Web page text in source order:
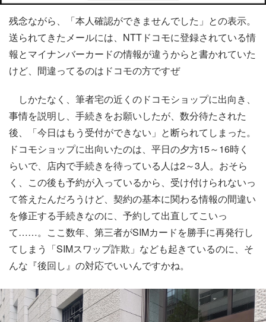
残念ながら、「本人確認ができませんでした」との表示。
送られてきたメールには、NTTドコモに登録されている情
報とマイナンバーカードの情報が違うからと書かれていた
けど、間違ってるのはドコモの方ですぜ
しかたなく、筆者宅の近くのドコモショップに出向き、
事情を説明し、手続きをお願いしたが、数分待たされた
後、「今日はもう受付ができない」と断られてしまった。
ドコモショップに出向いたのは、平日の夕方15～16時く
らいで、店内で手続きを待っている人は2～3人。おそら
く、この後も予約が入っているから、受け付けられないっ
て答えたんだろうけど、契約の基本に関わる情報の間違い
を修正する手続きなのに、予約して出直してこいっ
て……。ここ数年、第三者がSIMカードを勝手に再発行し
てしまう「SIMスワップ詐欺」なども起きているのに、そ
んな『後回し』の対応でいいんですかね。